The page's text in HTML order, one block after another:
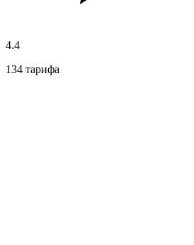
4.4
134 тарифа